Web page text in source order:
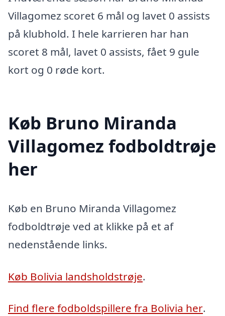
Villagomez scoret 6 mål og lavet 0 assists
på klubhold. I hele karrieren har han
scoret 8 mål, lavet 0 assists, fået 9 gule
kort og 0 røde kort.
Køb Bruno Miranda
Villagomez fodboldtrøje
her
Køb en Bruno Miranda Villagomez
fodboldtrøje ved at klikke på et af
nedenstående links.
Køb Bolivia landsholdstrøje.
Find flere fodboldspillere fra Bolivia her.